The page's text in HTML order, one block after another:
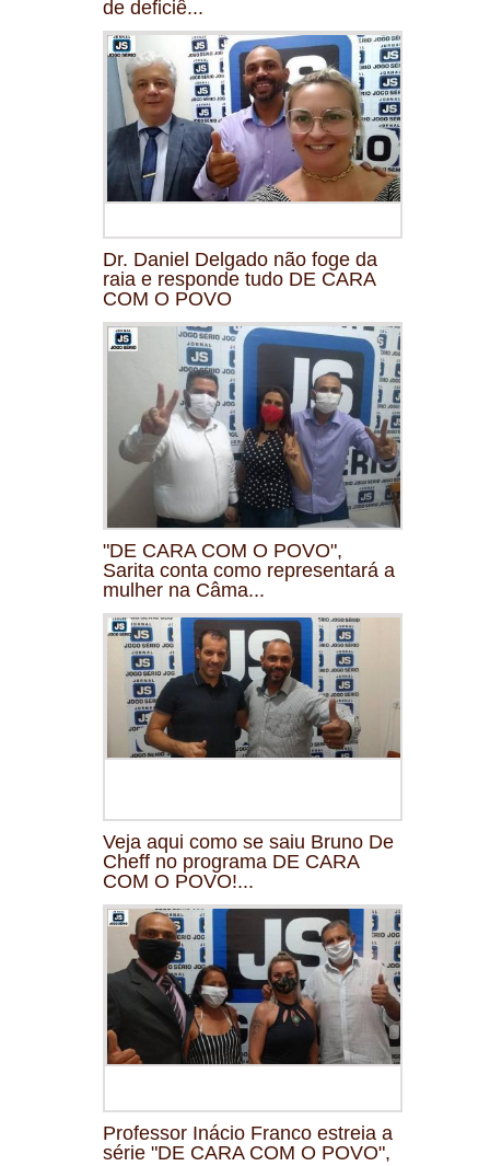
de deficiê...
Dr. Daniel Delgado não foge da
raia e responde tudo DE CARA
COM O POVO
"DE CARA COM O POVO",
Sarita conta como representará a
mulher na Câma...
Veja aqui como se saiu Bruno De
Cheff no programa DE CARA
COM O POVO!...
Professor Inácio Franco estreia a
série "DE CARA COM O POVO",